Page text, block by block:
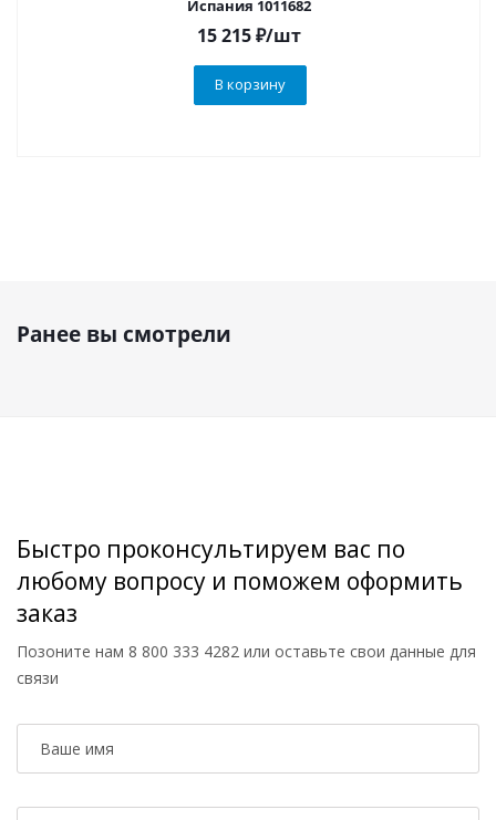
Испания 1011682
15 215₽/шт
В корзину
Ранее вы смотрели
Быстро проконсультируем вас по
любому вопросу и поможем оформить
заказ
Позоните нам 8 800 333 4282 или оставьте свои данные для
связи
Ваше имя